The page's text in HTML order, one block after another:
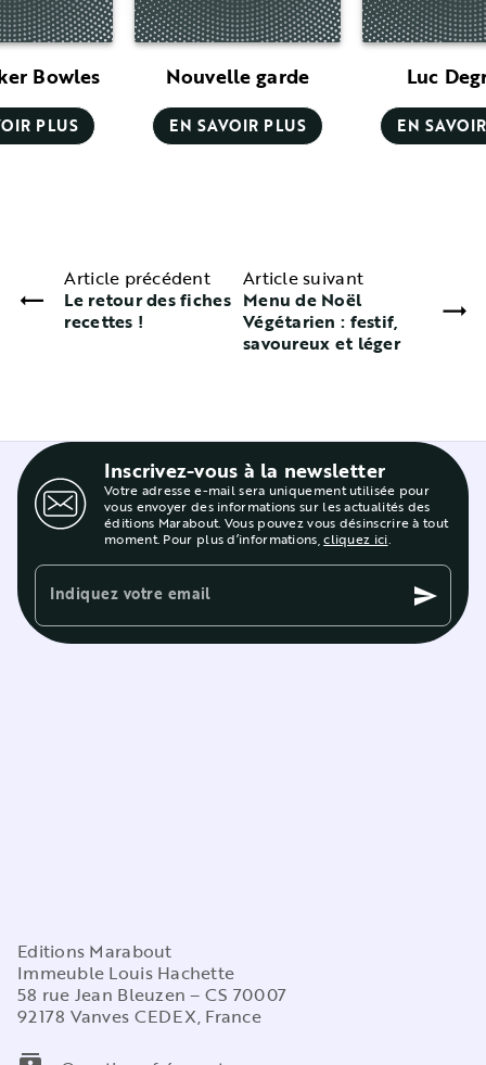
Bowles
PLUS
Nouvelle garde
EN SAVOIR PLUS
Luc
EN
Article précédent
Le retour des fiches
recettes !
Article suivant
Menu de Noël
Végétarien : festif,
savoureux et léger
Inscrivez-vous à la newsletter
Votre adresse e-mail sera uniquement utilisée pour
vous envoyer des informations sur les actualités des
éditions Marabout. Vous pouvez vous désinscrire à tout
moment. Pour plus d’informations,cliquez ici.
Indiquez votre email send
Editions Marabout
Immeuble Louis Hachette
58 rue Jean Bleuzen – CS 70007
92178 Vanves CEDEX, France